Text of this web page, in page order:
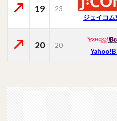
19
23
ジェイコム
20 20